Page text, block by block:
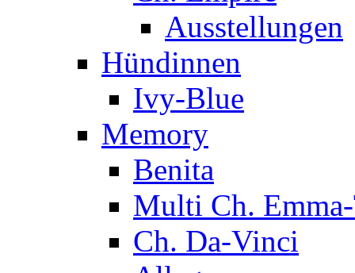
Ausstellungen
Hündinnen
Ivy-Blue
Memory
Benita
Multi Ch.
Ch. Da-Vinci